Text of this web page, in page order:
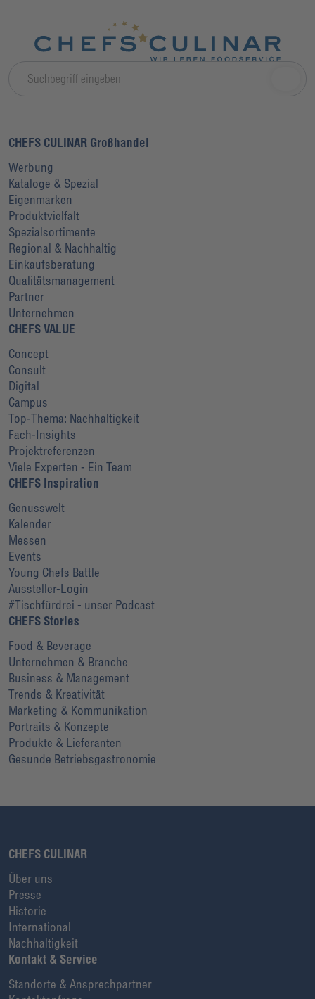
CHEFS CULINAR Großhandel
Werbung
Kataloge & Spezial
Eigenmarken
Produktvielfalt
Spezialsortimente
Regional & Nachhaltig
Einkaufsberatung
Qualitätsmanagement
Partner
Unternehmen
CHEFS VALUE
Concept
Consult
Digital
Campus
Top-Thema: Nachhaltigkeit
Fach-Insights
Projektreferenzen
Viele Experten - Ein Team
CHEFS Inspiration
Genusswelt
Kalender
Messen
Events
Young Chefs Battle
Aussteller-Login
#Tischfürdrei - unser Podcast
CHEFS Stories
Food & Beverage
Unternehmen & Branche
Business & Management
Trends & Kreativität
Marketing & Kommunikation
Portraits & Konzepte
Produkte & Lieferanten
Gesunde Betriebsgastronomie
CHEFS CULINAR
Über uns
Presse
Historie
International
Nachhaltigkeit
Kontakt & Service
Standorte & Ansprechpartner